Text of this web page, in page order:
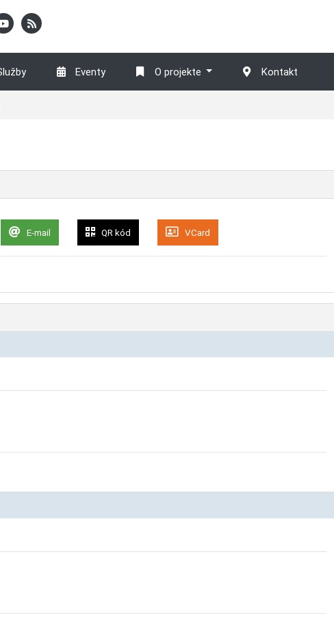
Eventy O projekte Kontakt
E-mail QR kód VCard